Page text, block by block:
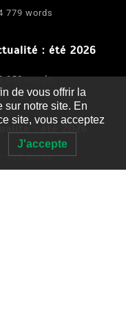
779 words
: été 2026
052 words
: été 2026
2 995 words
de vous offrir la
sur notre site. En
site, vous acceptez
J'accepte